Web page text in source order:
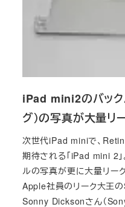
iPad mini2のバック
グ）の写真が大量リ
次世代iPad miniで、
期待される「iPad mini 2
ルの写真が更に大量リー
Apple社員のリーク大王
Sonny Dicksonさん（